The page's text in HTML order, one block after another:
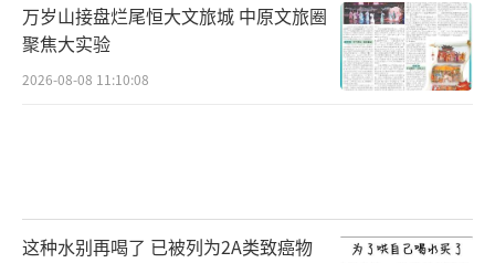
万岁山接盘烂尾恒大文旅城 中原文旅圈
聚焦大实验
2026-08-08 11:10:08
这种水别再喝了 已被列为2A类致癌物